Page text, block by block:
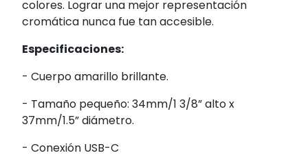
colores. Lograr una mejor representación
cromática nunca fue tan accesible.
Especificaciones:
- Cuerpo amarillo brillante.
- Tamaño pequeño: 34mm/1 3/8” alto x
37mm/1.5” diámetro.
- Conexión USB-C